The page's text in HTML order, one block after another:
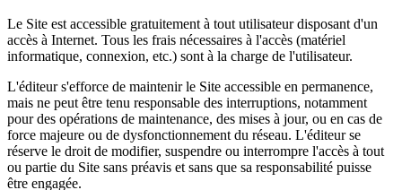
Le Site est accessible gratuitement à tout utilisateur disposant d'un
accès à Internet. Tous les frais nécessaires à l'accès (matériel
informatique, connexion, etc.) sont à la charge de l'utilisateur.
L'éditeur s'efforce de maintenir le Site accessible en permanence,
mais ne peut être tenu responsable des interruptions, notamment
pour des opérations de maintenance, des mises à jour, ou en cas de
force majeure ou de dysfonctionnement du réseau. L'éditeur se
réserve le droit de modifier, suspendre ou interrompre l'accès à tout
ou partie du Site sans préavis et sans que sa responsabilité puisse
être engagée.